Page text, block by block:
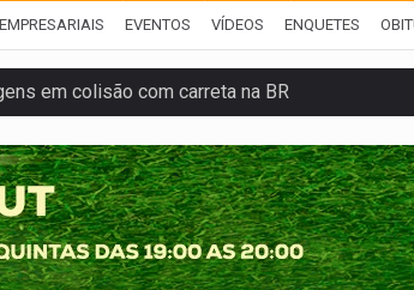
EVENTOS VÍDEOS ENQUETES
em colisão com carreta na BR
em Porto Velho
arma e drogas em boca de fumo
ampliar ações voltadas a PCD's
exercício antiaéreo